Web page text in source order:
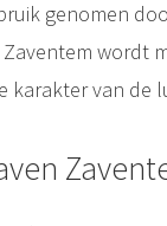
genomen
wordt
karakter van de